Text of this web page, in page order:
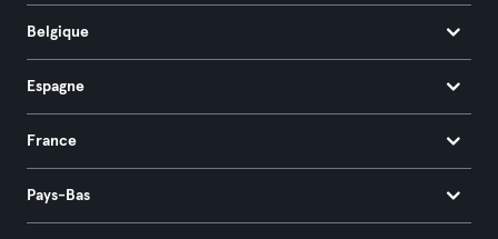
Belgique
Espagne
France
Pays-Bas